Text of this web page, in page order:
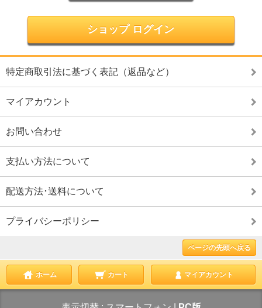
ショップ ログイン
特定商取引法に基づく表記（返品など）
マイアカウント
お問い合わせ
支払い方法について
配送方法･送料について
プライバシーポリシー
ページの先頭へ戻る
ホーム カート マイアカウント